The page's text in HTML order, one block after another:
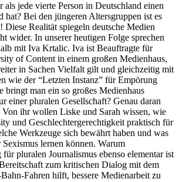
als jede vierte Person in Deutschland einen
hat? Bei den jüngeren Altersgruppen ist es
Diese Realität spiegeln deutsche Medien
wider. In unserer heutigen Folge sprechen
mit Iva Krtalic. Iva ist Beauftragte für
of Content in einem großen Medienhaus,
in Sachen Vielfalt gilt und gleichzeitig mit
wie der “Letzten Instanz” für Empörung
bringt man ein so großes Medienhaus
einer pluralen Gesellschaft? Genau daran
Von ihr wollen Liske und Sarah wissen, wie
und Geschlechtergerechtigkeit praktisch für
Werkzeuge sich bewährt haben und was
lernen können. Warum
pluralen Journalismus ebenso elementar ist
zum kritischen Dialog mit dem
Fahren hilft, bessere Medienarbeit zu